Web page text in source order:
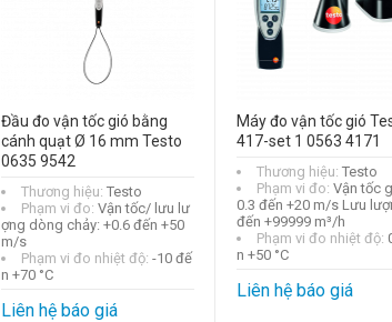
Đầu đo vận tốc gió bằng
cánh quạt Ø 16 mm Testo
0635 9542
Thương hiệu: Testo
Phạm vi đo: Vận tốc/ lưu lư
ợng dòng chảy: +0.6 đến +50
m/s
Phạm vi đo nhiệt độ: -10 đế
n +70 °C
Liên hệ báo giá
Máy đo vận tốc gió
417-set 1 0563 4171
Thương hiệu: Testo
Phạm vi đo: Vận tốc
0.3 đến +20 m/s Lưu
đến +99999 m³/h
Phạm vi đo nhiệt độ:
n +50 °C
Liên hệ báo giá